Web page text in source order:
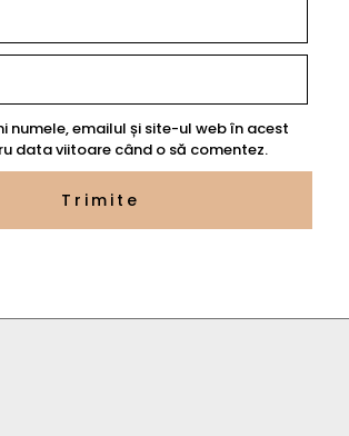
numele, emailul și site-ul web în acest
data viitoare când o să comentez.